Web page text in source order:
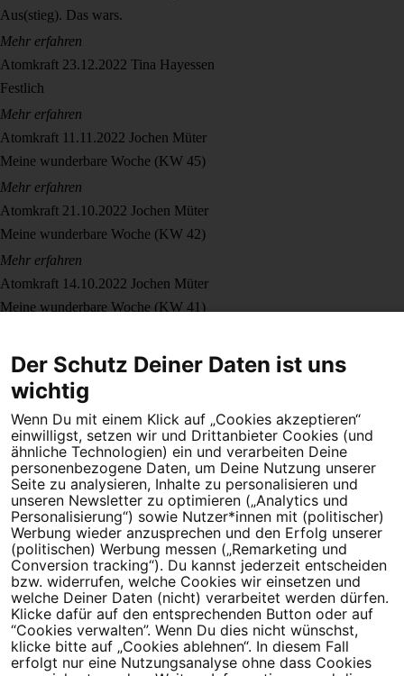
Aus(stieg). Das wars.
Mehr erfahren
Atomkraft 23.12.2022 Tina Hayessen
Festlich
Mehr erfahren
Atomkraft 11.11.2022 Jochen Müter
Meine wunderbare Woche (KW 45)
Mehr erfahren
Atomkraft 21.10.2022 Jochen Müter
Meine wunderbare Woche (KW 42)
Mehr erfahren
Atomkraft 14.10.2022 Jochen Müter
Meine wunderbare Woche (KW 41)
Atomkraft 09.09.2022
Jochen Müter
Meine wunderbare Woche (KW 36)
Mehr erfahren
Dein Engagement macht den Unterschied. Schließe Dich 4,5
Millionen Menschen an.
Newsletter bestellen
Der Schutz Deiner Daten ist uns
wichtig
Wenn Du mit einem Klick auf „Cookies akzeptieren“
einwilligst, setzen wir und Drittanbieter Cookies (und
ähnliche Technologien) ein und verarbeiten Deine
personenbezogene Daten, um Deine Nutzung unserer
Seite zu analysieren, Inhalte zu personalisieren und
unseren Newsletter zu optimieren („Analytics und
Personalisierung“) sowie Nutzer*innen mit (politischer)
Werbung wieder anzusprechen und den Erfolg unserer
(politischen) Werbung messen („Remarketing und
Conversion tracking“). Du kannst jederzeit entscheiden
bzw. widerrufen, welche Cookies wir einsetzen und
welche Deiner Daten (nicht) verarbeitet werden dürfen.
Klicke dafür auf den entsprechenden Button oder auf
“Cookies verwalten”. Wenn Du dies nicht wünschst,
klicke bitte auf „Cookies ablehnen“. In diesem Fall
erfolgt nur eine Nutzungsanalyse ohne dass Cookies